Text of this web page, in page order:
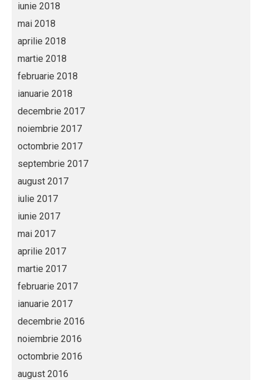
iunie 2018
mai 2018
aprilie 2018
martie 2018
februarie 2018
ianuarie 2018
decembrie 2017
noiembrie 2017
octombrie 2017
septembrie 2017
august 2017
iulie 2017
iunie 2017
mai 2017
aprilie 2017
martie 2017
februarie 2017
ianuarie 2017
decembrie 2016
noiembrie 2016
octombrie 2016
august 2016